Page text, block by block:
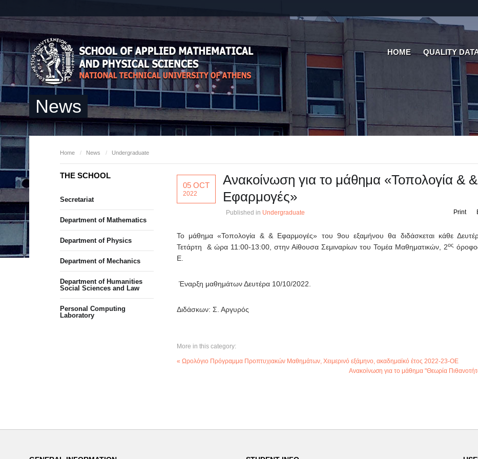
HOME QUALITY
News
Home / News / Undergraduate
05 OCT
2022
Ανακοίνωση για το μάθημα «Τοπολογία & &
Εφαρμογές»
Published in Undergraduate Print
Το μάθημα «Τοπολογία & & Εφαρμογές» του 9ου εξαμήνου θα διδάσκεται κάθε
Τετάρτη & ώρα 11:00-13:00, στην Αίθουσα Σεμιναρίων του Τομέα Μαθηματικών, 2ος
Ε.
Έναρξη μαθημάτων Δευτέρα 10/10/2022.
Διδάσκων: Σ. Αργυρός
More in this category:
« Ωρολόγιο Πρόγραμμα Προπτυχιακών Μαθημάτων, Χειμερινό εξάμηνο, ακαδημαϊκό έτος 2022-23-OE
Ανακοίνωση για το μάθημα "Θεωρία
THE SCHOOL
Secretariat
Department of Mathematics
Department of Physics
Department of Mechanics
Department of Humanities
Social Sciences and Law
Personal Computing
Laboratory